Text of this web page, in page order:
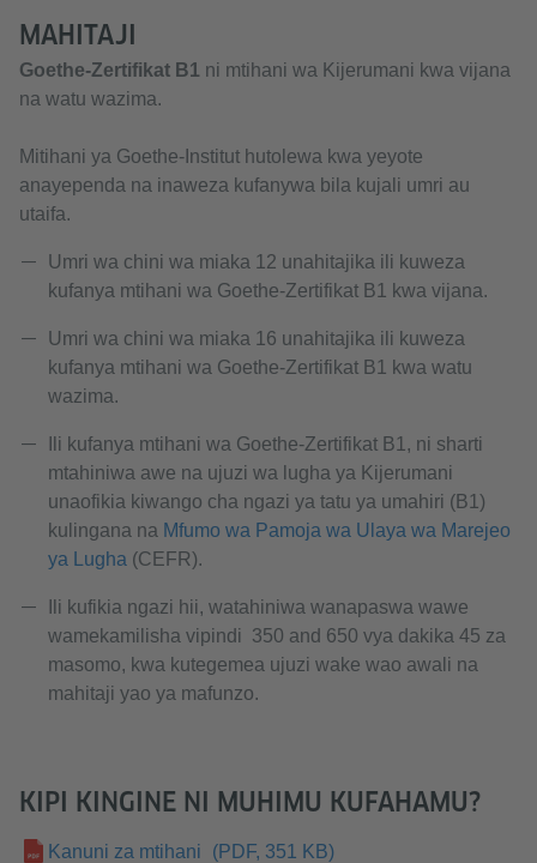
MAHITAJI
Goethe-Zertifikat B1 ni mtihani wa Kijerumani kwa vijana
na watu wazima.
Mitihani ya Goethe-Institut hutolewa kwa yeyote
anayependa na inaweza kufanywa bila kujali umri au
utaifa.
Umri wa chini wa miaka 12 unahitajika ili kuweza
kufanya mtihani wa Goethe-Zertifikat B1 kwa vijana.
Umri wa chini wa miaka 16 unahitajika ili kuweza
kufanya mtihani wa Goethe-Zertifikat B1 kwa watu
wazima.
Ili kufanya mtihani wa Goethe-Zertifikat B1, ni sharti
mtahiniwa awe na ujuzi wa lugha ya Kijerumani
unaofikia kiwango cha ngazi ya tatu ya umahiri (B1)
kulingana na Mfumo wa Pamoja wa Ulaya wa Marejeo
ya Lugha (CEFR).
Ili kufikia ngazi hii, watahiniwa wanapaswa wawe
wamekamilisha vipindi 350 and 650 vya dakika 45 za
masomo, kwa kutegemea ujuzi wake wao awali na
mahitaji yao ya mafunzo.
KIPI KINGINE NI MUHIMU KUFAHAMU?
Kanuni za mtihani
(PDF, 351 KB)